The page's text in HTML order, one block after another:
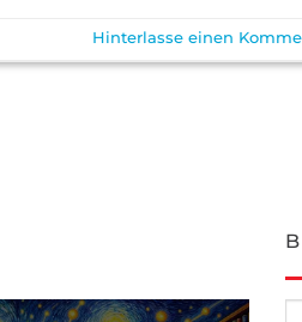
Hinterlasse einen